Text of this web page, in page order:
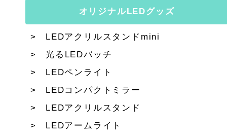
オリジナルLEDグッズ
LEDアクリルスタンドmini
光るLEDバッチ
LEDペンライト
LEDコンパクトミラー
LEDアクリルスタンド
LEDアームライト